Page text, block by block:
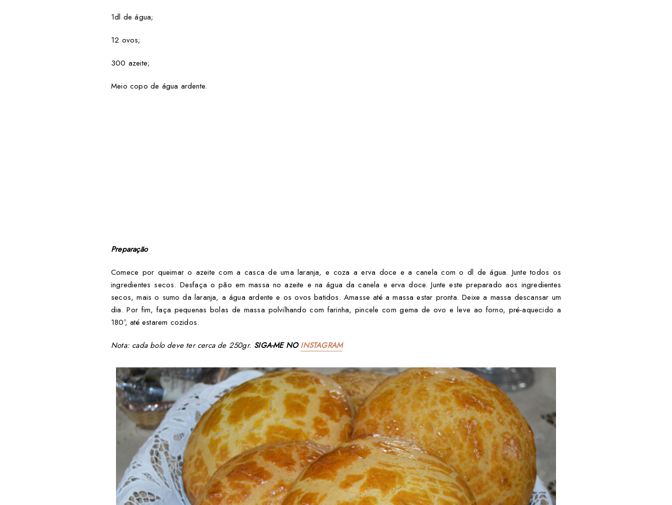
1dl de água;
12 ovos;
300 azeite;
Meio copo de água ardente.
Preparação
Comece por queimar o azeite com a casca de uma laranja, e coza a erva doce e a canela com o dl de água. Junte todos os
ingredientes secos. Desfaça o pão em massa no azeite e na água da canela e erva doce. Junte este preparado aos ingredientes
secos, mais o sumo da laranja, a água ardente e os ovos batidos. Amasse até a massa estar pronta. Deixe a massa descansar um
dia. Por fim, faça pequenas bolas de massa polvilhando com farinha, pincele com gema de ovo e leve ao forno, pré-aquecido a
180º, até estarem cozidos.
Nota: cada bolo deve ter cerca de 250gr. SIGA-ME NOINSTAGRAM